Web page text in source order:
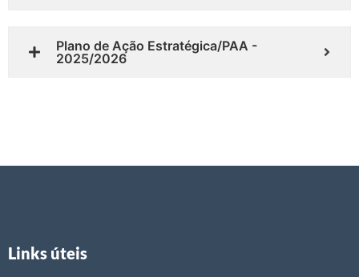
Plano de Ação Estratégica/PAA -
2025/2026
Links úteis